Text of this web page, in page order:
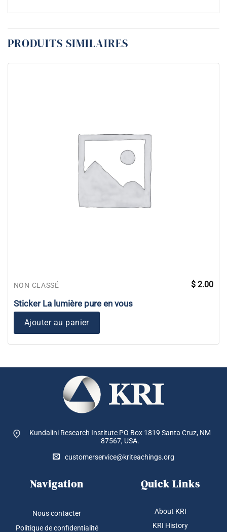
PRODUITS SIMILAIRES
NON CLASSÉ
Sticker La lumière pure en vous
$ 2.00
Ajouter au panier
Kundalini Research Institute PO Box 1819 Santa Cruz, NM
87567, USA.
customerservice@kriteachings.org
Navigation
Nous contacter
Politique de confidentialité
Quick Links
About KRI
KRI History